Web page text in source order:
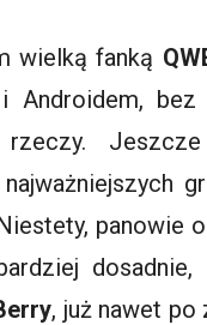
wielką fanką
rzeczy.
najważniejszych
panowie
, już nawet po